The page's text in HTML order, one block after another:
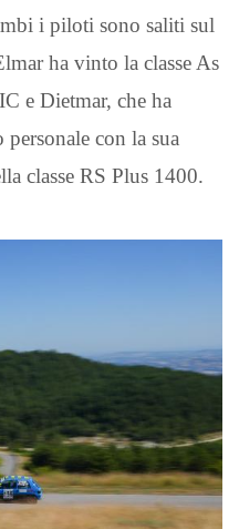
i piloti sono saliti sul
ha vinto la classe As
e Dietmar, che ha
con la sua
classe RS Plus 1400.